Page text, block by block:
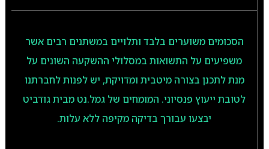
הסכומים משוערים בלבד ותלויים במשתנים רבים אשר
משפיעים על התשואות במסלולי ההשקעה השונים על
מנת לתכנן בצורה מיטבית ומדויקת, יש לפנות לחברתנו
לטובת ייעוץ פנסיוני. המומחים של גמל.נט מבית גודביט
יבצעו עבורך בדיקה מקיפה ללא עלות.